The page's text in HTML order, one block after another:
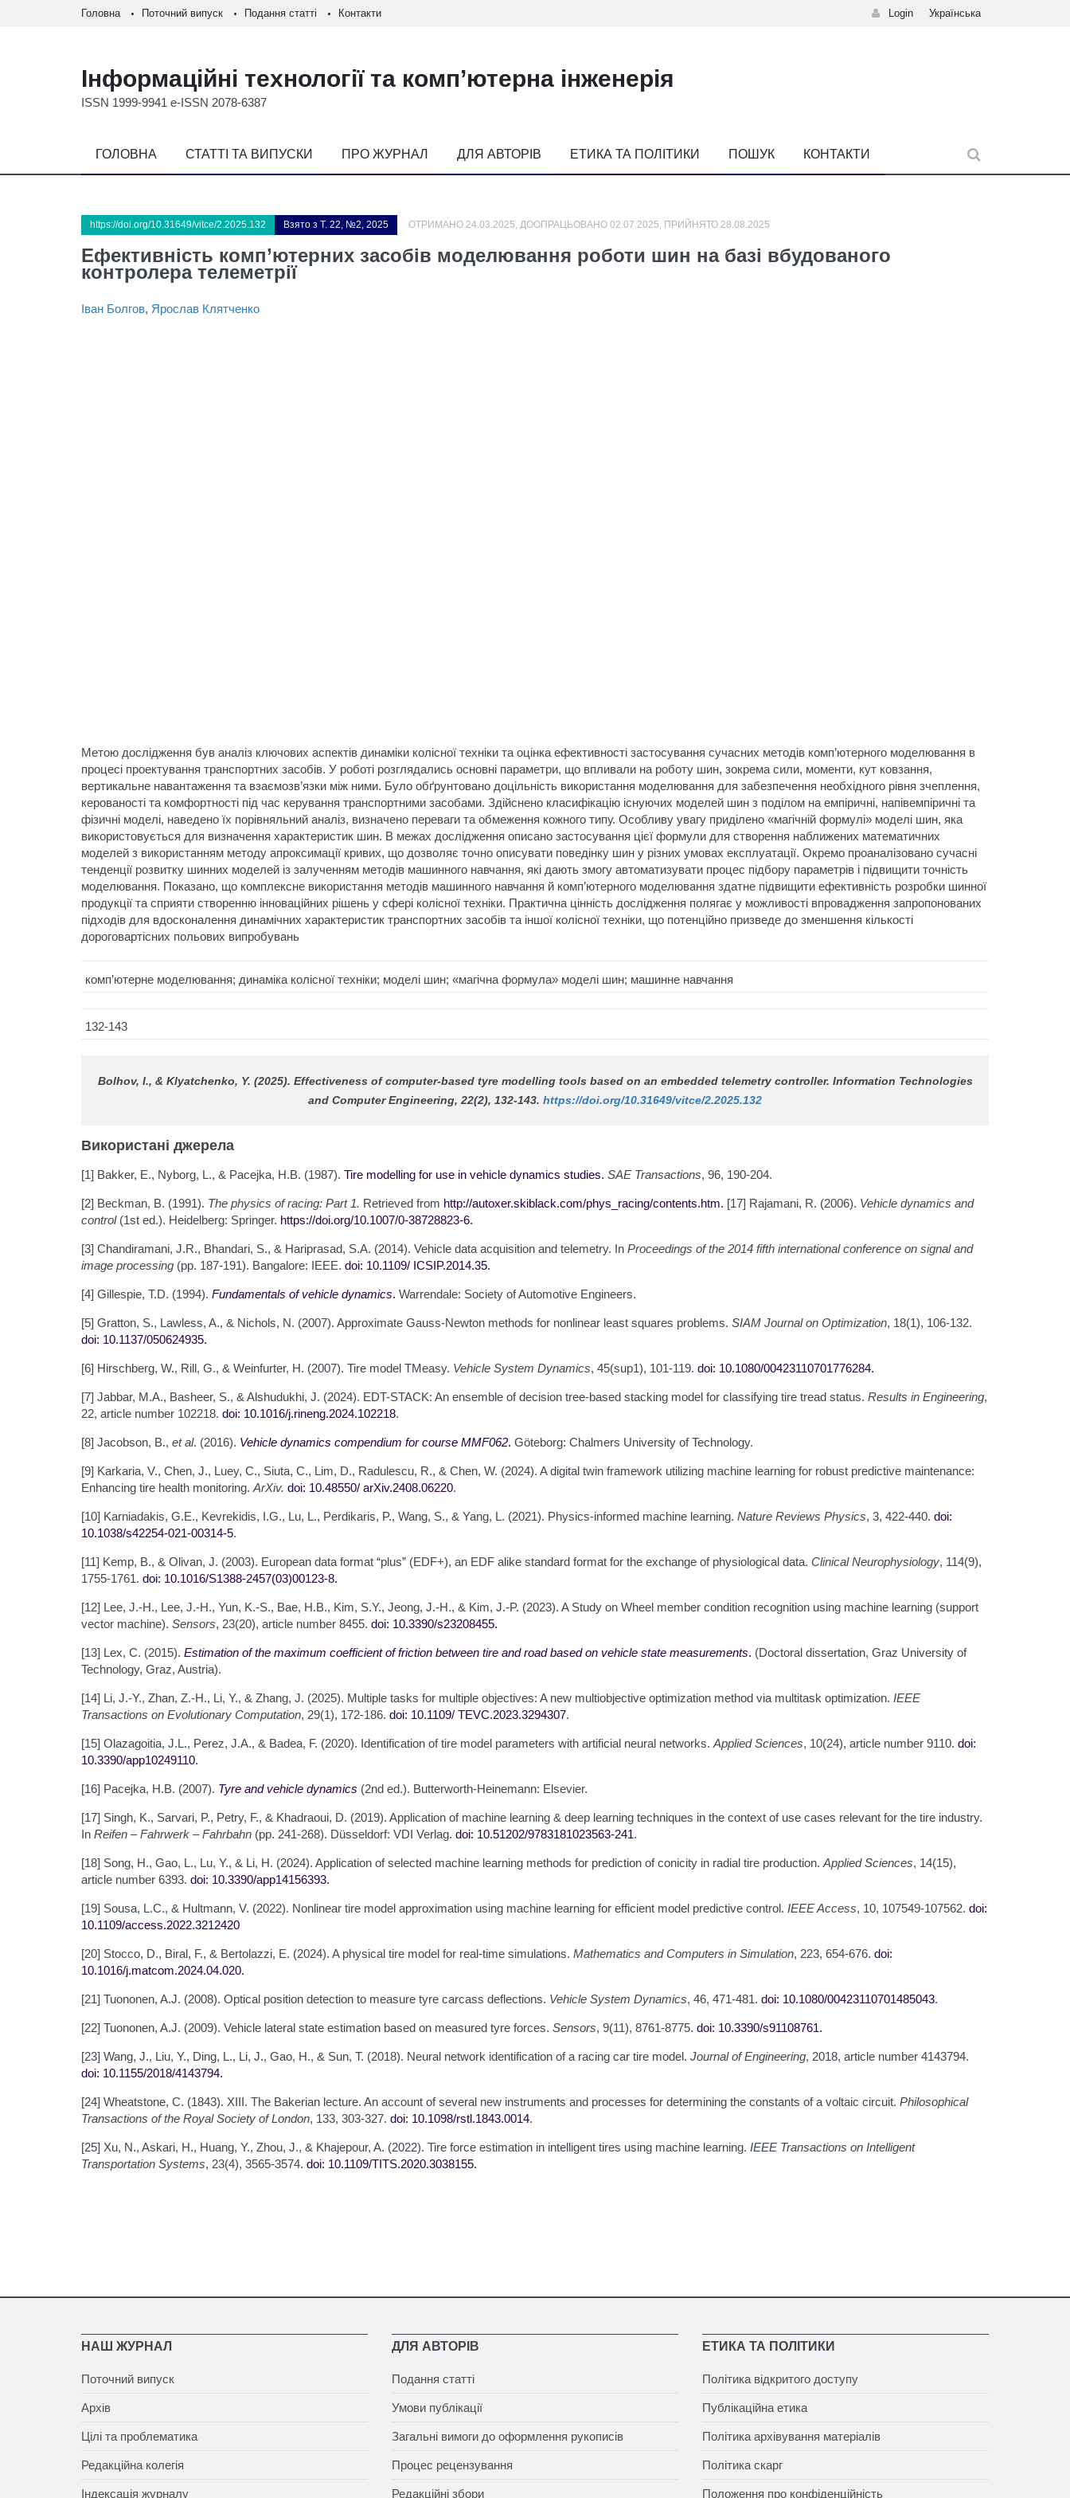
Головна Поточний випуск Подання статті Контакти Login Українська
Інформаційні технології та комп’ютерна інженерія
ISSN 1999-9941 e-ISSN 2078-6387
ГОЛОВНА СТАТТІ ТА ВИПУСКИ ПРО ЖУРНАЛ ДЛЯ АВТОРІВ ЕТИКА ТА ПОЛІТИКИ ПОШУК КОНТАКТИ
https://doi.org/10.31649/vitce/2.2025.132 Взято з Т. 22, №2, 2025 ОТРИМАНО 24.03.2025, ДООПРАЦЬОВАНО 02.07.2025, ПРИЙНЯТО 28.08.2025
Ефективність комп’ютерних засобів моделювання роботи шин на базі вбудованого
контролера телеметрії
Іван Болгов, Ярослав Клятченко
Метою дослідження був аналіз ключових аспектів динаміки колісної техніки та оцінка ефективності застосування сучасних методів комп’ютерного моделювання в
процесі проектування транспортних засобів. У роботі розглядались основні параметри, що впливали на роботу шин, зокрема сили, моменти, кут ковзання,
вертикальне навантаження та взаємозв’язки між ними. Було обґрунтовано доцільність використання моделювання для забезпечення необхідного рівня зчеплення,
керованості та комфортності під час керування транспортними засобами. Здійснено класифікацію існуючих моделей шин з поділом на емпіричні, напівемпіричні та
фізичні моделі, наведено їх порівняльний аналіз, визначено переваги та обмеження кожного типу. Особливу увагу приділено «магічній формулі» моделі шин, яка
використовується для визначення характеристик шин. В межах дослідження описано застосування цієї формули для створення наближених математичних
моделей з використанням методу апроксимації кривих, що дозволяє точно описувати поведінку шин у різних умовах експлуатації. Окремо проаналізовано сучасні
тенденції розвитку шинних моделей із залученням методів машинного навчання, які дають змогу автоматизувати процес підбору параметрів і підвищити точність
моделювання. Показано, що комплексне використання методів машинного навчання й комп’ютерного моделювання здатне підвищити ефективність розробки шинної
продукції та сприяти створенню інноваційних рішень у сфері колісної техніки. Практична цінність дослідження полягає у можливості впровадження запропонованих
підходів для вдосконалення динамічних характеристик транспортних засобів та іншої колісної техніки, що потенційно призведе до зменшення кількості
дороговартісних польових випробувань
комп’ютерне моделювання; динаміка колісної техніки; моделі шин; «магічна формула» моделі шин; машинне навчання
132-143
Bolhov, I., & Klyatchenko, Y. (2025). Effectiveness of computer-based tyre modelling tools based on an embedded telemetry controller. Information Technologies
and Computer Engineering, 22(2), 132-143. https://doi.org/10.31649/vitce/2.2025.132
Використані джерела
[1] Bakker, E., Nyborg, L., & Pacejka, H.B. (1987). Tire modelling for use in vehicle dynamics studies. SAE Transactions, 96, 190-204.
[2] Beckman, B. (1991). The physics of racing: Part 1. Retrieved from http://autoxer.skiblack.com/phys_racing/contents.htm. [17] Rajamani, R. (2006). Vehicle dynamics and
control(1st ed.). Heidelberg: Springer. https://doi.org/10.1007/0-38728823-6.
[3] Chandiramani, J.R., Bhandari, S., & Hariprasad, S.A. (2014). Vehicle data acquisition and telemetry. In Proceedings of the 2014 fifth international conference on signal and
image processing (pp. 187-191). Bangalore: IEEE. doi: 10.1109/ ICSIP.2014.35.
[4] Gillespie, T.D. (1994). Fundamentals of vehicle dynamics. Warrendale: Society of Automotive Engineers.
[5] Gratton, S., Lawless, A., & Nichols, N. (2007). Approximate Gauss-Newton methods for nonlinear least squares problems. SIAM Journal on Optimization, 18(1), 106-132.
doi: 10.1137/050624935.
[6] Hirschberg, W., Rill, G., & Weinfurter, H. (2007). Tire model TMeasy. Vehicle System Dynamics, 45(sup1), 101-119. doi: 10.1080/00423110701776284.
[7] Jabbar, M.A., Basheer, S., & Alshudukhi, J. (2024). EDT-STACK: An ensemble of decision tree-based stacking model for classifying tire tread status. Results in Engineering,
22, article number 102218. doi: 10.1016/j.rineng.2024.102218.
[8] Jacobson, B., et al. (2016). Vehicle dynamics compendium for course MMF062. Göteborg: Chalmers University of Technology.
[9] Karkaria, V., Chen, J., Luey, C., Siuta, C., Lim, D., Radulescu, R., & Chen, W. (2024). A digital twin framework utilizing machine learning for robust predictive maintenance:
Enhancing tire health monitoring. ArXiv. doi: 10.48550/ arXiv.2408.06220.
[10] Karniadakis, G.E., Kevrekidis, I.G., Lu, L., Perdikaris, P., Wang, S., & Yang, L. (2021). Physics-informed machine learning. Nature Reviews Physics, 3, 422-440. doi:
10.1038/s42254-021-00314-5.
[11] Kemp, B., & Olivan, J. (2003). European data format “plus” (EDF+), an EDF alike standard format for the exchange of physiological data. Clinical Neurophysiology, 114(9),
1755-1761. doi: 10.1016/S1388-2457(03)00123-8.
[12] Lee, J.-H., Lee, J.-H., Yun, K.-S., Bae, H.B., Kim, S.Y., Jeong, J.-H., & Kim, J.-P. (2023). A Study on Wheel member condition recognition using machine learning (support
vector machine). Sensors, 23(20), article number 8455. doi: 10.3390/s23208455.
[13] Lex, C. (2015). Estimation of the maximum coefficient of friction between tire and road based on vehicle state measurements. (Doctoral dissertation, Graz University of
Technology, Graz, Austria).
[14] Li, J.-Y., Zhan, Z.-H., Li, Y., & Zhang, J. (2025). Multiple tasks for multiple objectives: A new multiobjective optimization method via multitask optimization. IEEE
Transactions on Evolutionary Computation, 29(1), 172-186. doi: 10.1109/ TEVC.2023.3294307.
[15] Olazagoitia, J.L., Perez, J.A., & Badea, F. (2020). Identification of tire model parameters with artificial neural networks. Applied Sciences, 10(24), article number 9110. doi:
10.3390/app10249110.
[16] Pacejka, H.B. (2007). Tyre and vehicle dynamics (2nd ed.). Butterworth-Heinemann: Elsevier.
[17] Singh, K., Sarvari, P., Petry, F., & Khadraoui, D. (2019). Application of machine learning & deep learning techniques in the context of use cases relevant for the tire industry.
In Reifen – Fahrwerk – Fahrbahn (pp. 241-268). Düsseldorf: VDI Verlag. doi: 10.51202/9783181023563-241.
[18] Song, H., Gao, L., Lu, Y., & Li, H. (2024). Application of selected machine learning methods for prediction of conicity in radial tire production. Applied Sciences, 14(15),
article number 6393. doi: 10.3390/app14156393.
[19] Sousa, L.C., & Hultmann, V. (2022). Nonlinear tire model approximation using machine learning for efficient model predictive control. IEEE Access, 10, 107549-107562. doi:
10.1109/access.2022.3212420
[20] Stocco, D., Biral, F., & Bertolazzi, E. (2024). A physical tire model for real-time simulations. Mathematics and Computers in Simulation, 223, 654-676. doi:
10.1016/j.matcom.2024.04.020.
[21] Tuononen, A.J. (2008). Optical position detection to measure tyre carcass deflections. Vehicle System Dynamics, 46, 471-481. doi: 10.1080/00423110701485043.
[22] Tuononen, A.J. (2009). Vehicle lateral state estimation based on measured tyre forces. Sensors, 9(11), 8761-8775. doi: 10.3390/s91108761.
[23] Wang, J., Liu, Y., Ding, L., Li, J., Gao, H., & Sun, T. (2018). Neural network identification of a racing car tire model. Journal of Engineering, 2018, article number 4143794.
doi: 10.1155/2018/4143794.
[24] Wheatstone, C. (1843). XIII. The Bakerian lecture. An account of several new instruments and processes for determining the constants of a voltaic circuit. Philosophical
Transactions of the Royal Society of London, 133, 303-327. doi: 10.1098/rstl.1843.0014.
[25] Xu, N., Askari, H., Huang, Y., Zhou, J., & Khajepour, A. (2022). Tire force estimation in intelligent tires using machine learning. IEEE Transactions on Intelligent
Transportation Systems, 23(4), 3565-3574. doi: 10.1109/TITS.2020.3038155.
НАШ ЖУРНАЛ
Поточний випуск
Архів
Цілі та проблематика
Редакційна колегія
Індексація журналу
ДЛЯ АВТОРІВ
Подання статті
Умови публікації
Загальні вимоги до оформлення рукописів
Процес рецензування
Редакційні збори
ЕТИКА ТА ПОЛІТИКИ
Політика відкритого доступу
Публікаційна етика
Політика архівування матеріалів
Політика скарг
Положення про конфіденційність